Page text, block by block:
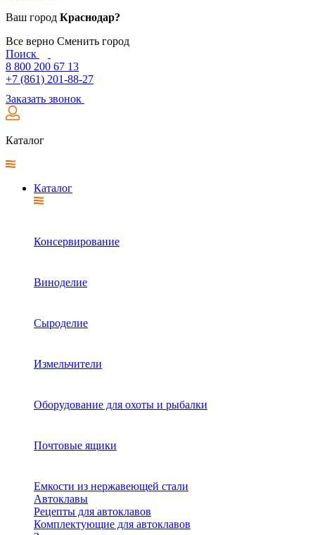
Ваш город Краснодар?
Все верно Сменить город
Поиск
8 800 200 67 13
+7 (861) 201-88-27
Заказать звонок
Каталог
Каталог
Консервирование
Виноделие
Сыроделие
Измельчители
Оборудование для охоты и рыбалки
Почтовые ящики
Емкости из нержавеющей стали
Автоклавы
Рецепты для автоклавов
Комплектующие для автоклавов